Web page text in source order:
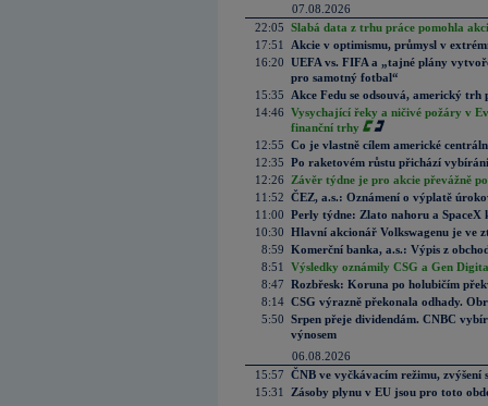
07.08.2026
22:05 Slabá data z trhu práce pomohla
17:51
Akcie v optimismu, průmysl v
16:20 UEFA vs. FIFA a „tajné plány
pro samotný fotbal“
15:35
Akce Fedu se odsouvá, americký
14:46 Vysychající řeky a ničivé požáry v
finanční trhy
12:55 Co je vlastně cílem americké
12:35 Po raketovém růstu přichází
12:26
Závěr týdne je pro akcie převážně
11:52 ČEZ, a.s.: Oznámení o výplatě
11:00 Perly týdne: Zlato nahoru a SpaceX
10:30 Hlavní akcionář Volkswagenu je ve
8:59 Komerční banka, a.s.: Výpis z
8:51
Výsledky oznámily CSG a Gen
8:47 Rozbřesk: Koruna po holubičím
8:14 CSG výrazně překonala odhady.
5:50 Srpen přeje dividendám. CNBC
výnosem
06.08.2026
15:57 ČNB ve vyčkávacím režimu, zvýšení
15:31
Zásoby plynu v EU jsou pro toto